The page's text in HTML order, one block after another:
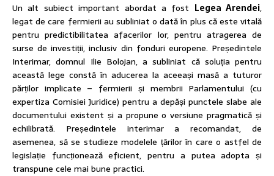
Un alt subiect important abordat a fost Legea Arendei,
legat de care fermierii au subliniat o dată în plus că este vitală
pentru predictibilitatea afacerilor lor, pentru atragerea de
surse de investiții, inclusiv din fonduri europene. Președintele
Interimar, domnul Ilie Bolojan, a subliniat că soluția pentru
această lege constă în aducerea la aceeași masă a tuturor
părților implicate – fermierii și membrii Parlamentului (cu
expertiza Comisiei Juridice) pentru a depăși punctele slabe ale
documentului existent și a propune o versiune pragmatică și
echilibrată. Președintele interimar a recomandat, de
asemenea, să se studieze modelele țărilor în care o astfel de
legislație funcționează eficient, pentru a putea adopta și
transpune cele mai bune practici.